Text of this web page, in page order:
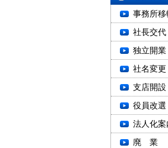
事務所移
社長交代
独立開業
社名変更
支店開設
役員改選
法人化案
廃 業